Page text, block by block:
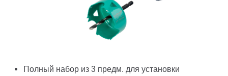
Полный набор из 3 предм. для установки